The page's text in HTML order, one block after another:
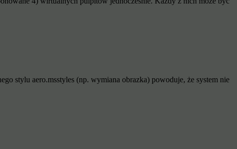
stylu aero.msstyles (np. wymiana obrazka) powoduje, że system nie